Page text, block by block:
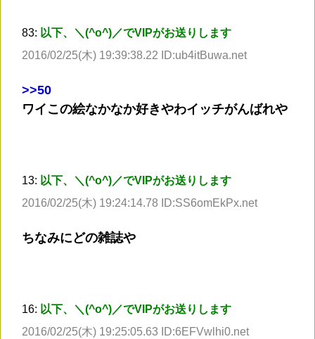
83: 以下、＼(^o^)／でVIPがお送りします
2016/02/25(木) 19:39:38.22 ID:ub4itBuwa.net
>>50
ワイこの絵なかなか好きやわイッチがんばれや
13: 以下、＼(^o^)／でVIPがお送りします
2016/02/25(木) 19:24:14.78 ID:SS6omEkPx.net
ちなみにどの雑誌や
16: 以下、＼(^o^)／でVIPがお送りします
2016/02/25(木) 19:25:05.63 ID:6EFVwlhi0.net